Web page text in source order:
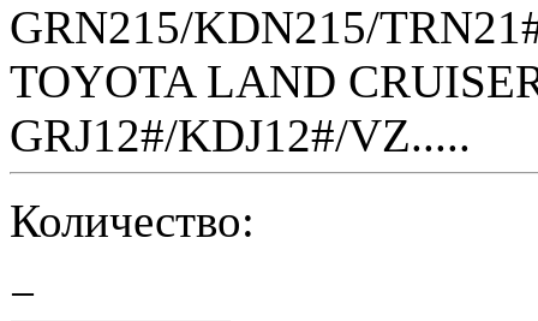
GRN215/KDN215/
TOYOTA LAND
GRJ12#/KDJ12#/VZ.....
Количество:
−